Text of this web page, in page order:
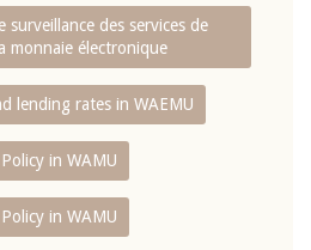
surveillance des services de
monnaie électronique
lending rates in WAEMU
in WAMU
in WAMU